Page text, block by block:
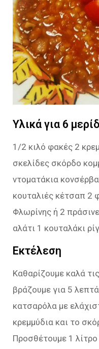
Υλικά για 6
1/2 κιλό φακές 2
σκελίδες σκόρδο
ντοματάκια
κουταλιές κέτσαπ 2
Φλωρίνης ή 2
αλάτι 1 κουταλάκι
Εκτέλεση
Καθαρίζουμε καλά
βράζουμε για 5
κατσαρόλα με
κρεμμύδια και το
Προσθέτουμε 1